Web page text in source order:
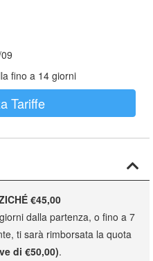
fino a 14 giorni
Tariffe
€45,00
dalla partenza, o fino a 7
ti sarà rimborsata la quota
di €50,00).